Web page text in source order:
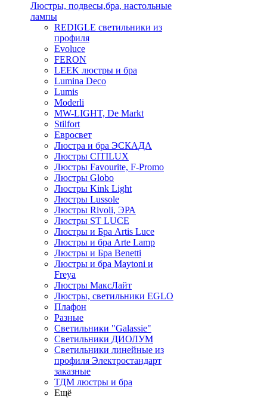
Люстры, подвесы,бра, настольные
лампы
REDIGLE светильники из
профиля
Evoluce
FERON
LEEK люстры и бра
Lumina Deco
Lumis
Moderli
MW-LIGHT, De Markt
Stilfort
Евросвет
Люстра и бра ЭСКАДА
Люстры CITILUX
Люстры Favourite, F-Promo
Люстры Globo
Люстры Kink Light
Люстры Lussole
Люстры Rivoli, ЭРА
Люстры ST LUCE
Люстры и Бра Artis Luce
Люстры и бра Arte Lamp
Люстры и Бра Benetti
Люстры и бра Maytoni и
Freya
Люстры МаксЛайт
Люстры, светильники EGLO
Плафон
Разные
Светильники "Galassie"
Светильники ДИОЛУМ
Светильники линейные из
профиля Электростандарт
заказные
ТДМ люстры и бра
Ещё